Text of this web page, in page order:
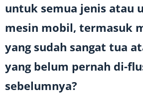
untuk semua jenis atau
mesin mobil, termasuk
yang sudah sangat tua
yang belum pernah di-
sebelumnya?